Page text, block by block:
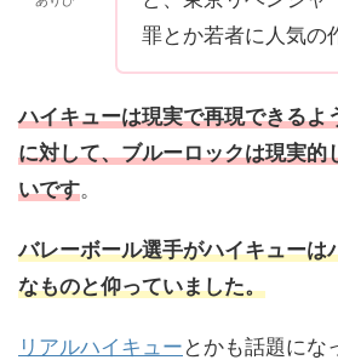
罪とか若者に人気の
ハイキューは現実で再現できるよ
に対して、ブルーロックは現実的
いです。
バレーボール選手がハイキューは
なものと仰っていました。
リアルハイキュー とかも話題にな